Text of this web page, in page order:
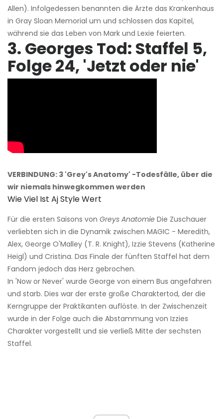
Allen). Infolgedessen benannten die Ärzte das Krankenhaus
in Gray Sloan Memorial um und schlossen das Kapitel,
während sie das Leben von Mark und Lexie feierten.
3. Georges Tod: Staffel 5,
Folge 24, 'Jetzt oder nie'
VERBINDUNG: 3 'Grey's Anatomy' -Todesfälle, über die
wir niemals hinwegkommen werden
Wie Viel Ist Aj Style Wert
Für die ersten Saisons von Greys Anatomie Die Zuschauer
verliebten sich in die Dynamik zwischen MAGIC - Meredith,
Alex, George O'Malley (T. R. Knight), Izzie Stevens (Katherine
Heigl) und Cristina. Das Finale der fünften Staffel hat dem
Fandom jedoch das Herz gebrochen.
In 'Now or Never' wurde George von einem Bus angefahren
und starb. Dies war der erste große Charaktertod, der die
Kerngruppe der Praktikanten auflöste. In der Zwischenzeit
wurde in der Folge auch die Abstammung von Izzies
Charakter vorgestellt und sie verließ Mitte der sechsten
Staffel.